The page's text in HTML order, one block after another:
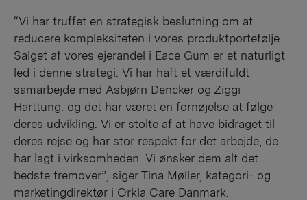
“Vi har truffet en strategisk beslutning om at
reducere kompleksiteten i vores produktportefølje.
Salget af vores ejerandel i Eace Gum er et naturligt
led i denne strategi. Vi har haft et værdifuldt
samarbejde med Asbjørn Dencker og Ziggi
Harttung. og det har været en fornøjelse at følge
deres udvikling. Vi er stolte af at have bidraget til
deres rejse og har stor respekt for det arbejde, de
har lagt i virksomheden. Vi ønsker dem alt det
bedste fremover”, siger Tina Møller, kategori- og
marketingdirektør i Orkla Care Danmark.